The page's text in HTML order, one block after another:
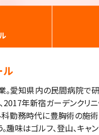
ル
愛知県内の民間病院で
2017年新宿ガーデンクリ
勤務時代に豊胸術の施
味はゴルフ、登山、キャン